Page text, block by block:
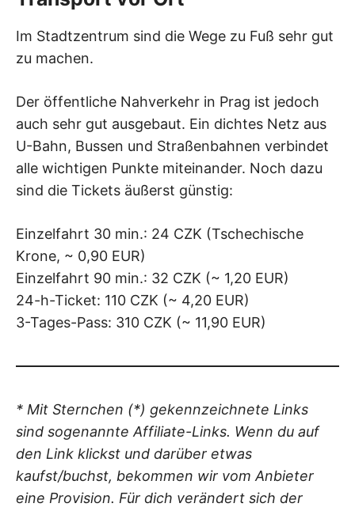
Im Stadtzentrum sind die Wege zu Fuß sehr gut
zu machen.
Der öffentliche Nahverkehr in Prag ist jedoch
auch sehr gut ausgebaut. Ein dichtes Netz aus
U-Bahn, Bussen und Straßenbahnen verbindet
alle wichtigen Punkte miteinander. Noch dazu
sind die Tickets äußerst günstig:
Einzelfahrt 30 min.: 24 CZK (Tschechische
Krone, ~ 0,90 EUR)
Einzelfahrt 90 min.: 32 CZK (~ 1,20 EUR)
24-h-Ticket: 110 CZK (~ 4,20 EUR)
3-Tages-Pass: 310 CZK (~ 11,90 EUR)
* Mit Sternchen (*) gekennzeichnete Links
sind sogenannte Affiliate-Links. Wenn du auf
den Link klickst und darüber etwas
kaufst/buchst, bekommen wir vom Anbieter
eine Provision. Für dich verändert sich der